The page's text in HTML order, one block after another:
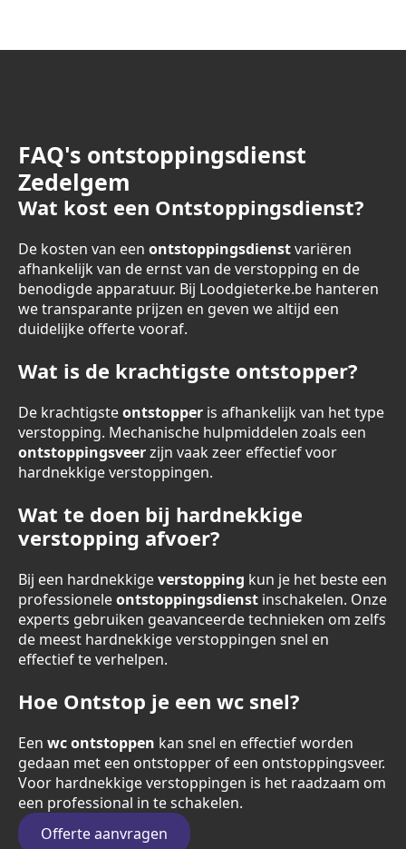
FAQ's ontstoppingsdienst
Zedelgem
Wat kost een Ontstoppingsdienst?
De kosten van een ontstoppingsdienstvariëren
afhankelijk van de ernst van de verstopping en de
benodigde apparatuur. Bij Loodgieterke.be hanteren
we transparante prijzen en geven we altijd een
duidelijke offerte vooraf.
Wat is de krachtigste ontstopper?
De krachtigsteontstopper is afhankelijk van het type
verstopping. Mechanische hulpmiddelen zoals een
ontstoppingsveerzijn vaak zeer effectief voor
hardnekkige verstoppingen.
Wat te doen bij hardnekkige
verstopping afvoer?
Bij een hardnekkigeverstopping kun je het beste een
professioneleontstoppingsdienst inschakelen. Onze
experts gebruiken geavanceerde technieken om zelfs
de meest hardnekkige verstoppingen snel en
effectief te verhelpen.
Hoe Ontstop je een wc snel?
Een wc ontstoppen kan snel en effectief worden
gedaan met een ontstopper of een ontstoppingsveer.
Voor hardnekkige verstoppingen is het raadzaam om
een professional in te schakelen.
Offerte aanvragen